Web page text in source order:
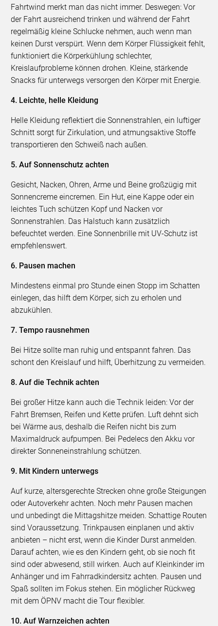
Fahrtwind merkt man das nicht immer. Deswegen: Vor
der Fahrt ausreichend trinken und während der Fahrt
regelmäßig kleine Schlucke nehmen, auch wenn man
keinen Durst verspürt. Wenn dem Körper Flüssigkeit fehlt,
funktioniert die Körperkühlung schlechter,
Kreislaufprobleme können drohen. Kleine, stärkende
Snacks für unterwegs versorgen den Körper mit Energie.
4. Leichte, helle Kleidung
Helle Kleidung reflektiert die Sonnenstrahlen, ein luftiger
Schnitt sorgt für Zirkulation, und atmungsaktive Stoffe
transportieren den Schweiß nach außen.
5. Auf Sonnenschutz achten
Gesicht, Nacken, Ohren, Arme und Beine großzügig mit
Sonnencreme eincremen. Ein Hut, eine Kappe oder ein
leichtes Tuch schützen Kopf und Nacken vor
Sonnenstrahlen. Das Halstuch kann zusätzlich
befeuchtet werden. Eine Sonnenbrille mit UV-Schutz ist
empfehlenswert.
6. Pausen machen
Mindestens einmal pro Stunde einen Stopp im Schatten
einlegen, das hilft dem Körper, sich zu erholen und
abzukühlen.
7. Tempo rausnehmen
Bei Hitze sollte man ruhig und entspannt fahren. Das
schont den Kreislauf und hilft, Überhitzung zu vermeiden.
8. Auf die Technik achten
Bei großer Hitze kann auch die Technik leiden: Vor der
Fahrt Bremsen, Reifen und Kette prüfen. Luft dehnt sich
bei Wärme aus, deshalb die Reifen nicht bis zum
Maximaldruck aufpumpen. Bei Pedelecs den Akku vor
direkter Sonneneinstrahlung schützen.
9. Mit Kindern unterwegs
Auf kurze, altersgerechte Strecken ohne große Steigungen
oder Autoverkehr achten. Noch mehr Pausen machen
und unbedingt die Mittagshitze meiden. Schattige Routen
sind Voraussetzung. Trinkpausen einplanen und aktiv
anbieten – nicht erst, wenn die Kinder Durst anmelden.
Darauf achten, wie es den Kindern geht, ob sie noch fit
sind oder abwesend, still wirken. Auch auf Kleinkinder im
Anhänger und im Fahrradkindersitz achten. Pausen und
Spaß sollten im Fokus stehen. Ein möglicher Rückweg
mit dem ÖPNV macht die Tour flexibler.
10. Auf Warnzeichen achten